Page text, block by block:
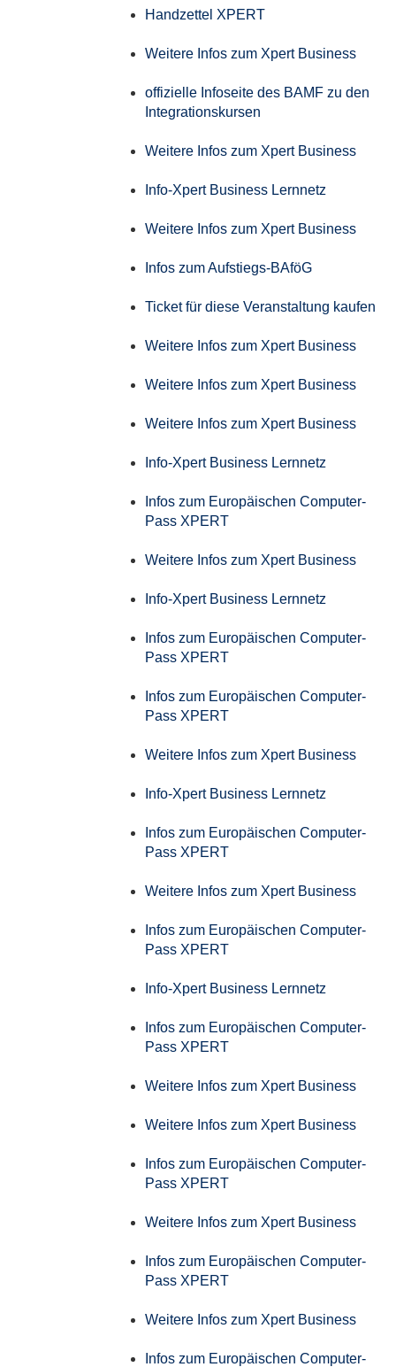
Handzettel XPERT
Weitere Infos zum Xpert Business
offizielle Infoseite des BAMF zu den
Integrationskursen
Weitere Infos zum Xpert Business
Info-Xpert Business Lernnetz
Weitere Infos zum Xpert Business
Infos zum Aufstiegs-BAföG
Ticket für diese Veranstaltung kaufen
Weitere Infos zum Xpert Business
Weitere Infos zum Xpert Business
Weitere Infos zum Xpert Business
Info-Xpert Business Lernnetz
Infos zum Europäischen Computer-
Pass XPERT
Weitere Infos zum Xpert Business
Info-Xpert Business Lernnetz
Infos zum Europäischen Computer-
Pass XPERT
Infos zum Europäischen Computer-
Pass XPERT
Weitere Infos zum Xpert Business
Info-Xpert Business Lernnetz
Infos zum Europäischen Computer-
Pass XPERT
Weitere Infos zum Xpert Business
Infos zum Europäischen Computer-
Pass XPERT
Info-Xpert Business Lernnetz
Infos zum Europäischen Computer-
Pass XPERT
Weitere Infos zum Xpert Business
Weitere Infos zum Xpert Business
Infos zum Europäischen Computer-
Pass XPERT
Weitere Infos zum Xpert Business
Infos zum Europäischen Computer-
Pass XPERT
Weitere Infos zum Xpert Business
Infos zum Europäischen Computer-